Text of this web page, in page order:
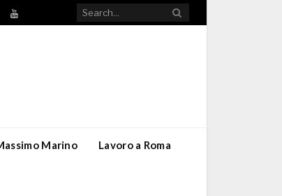
YouTube
Marino Lavoro a Roma